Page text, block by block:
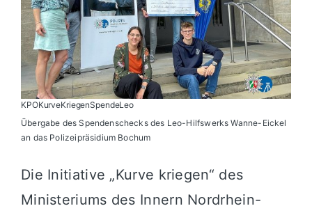
KPOKurveKriegenSpendeLeo
Übergabe des Spendenschecks des Leo-Hilfswerks Wanne-Eickel
an das Polizeipräsidium Bochum
Die Initiative „Kurve kriegen“ des
Ministeriums des Innern Nordrhein-